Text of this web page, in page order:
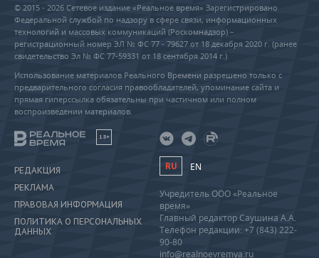
© 2015 - 2026 Сетевое издание «Реальное время» Зарегистрировано
Федеральной службой по надзору в сфере связи, информационных
технологий и массовых коммуникаций (Роскомнадзор) –
регистрационный номер ЭЛ № ФС 77 - 79627 от 18 декабря 2020 г. (ранее
свидетельство Эл № ФС 77-59331 от 18 сентября 2014 г.)
Использование материалов Реального Времени разрешено только с
предварительного согласия правообладателей, упоминание сайта и
прямая гиперссылка обязательны при частичном или полном
воспроизведении материалов.
18+
РЕДАКЦИЯ
РЕКЛАМА
ПРАВОВАЯ ИНФОРМАЦИЯ
ПОЛИТИКА О ПЕРСОНАЛЬНЫХ
ДАННЫХ
RU EN
Учредитель ООО «Реальное
время»
Главный редактор Саушина А.А.
Телефон редакции: +7 (843) 222-
90-80
info@realnoevremya.ru